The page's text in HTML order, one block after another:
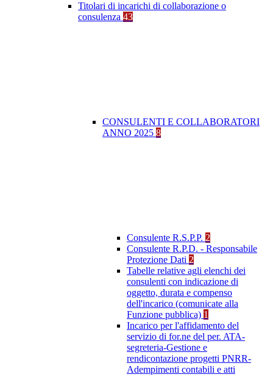
Titolari di incarichi di collaborazione o
consulenza 43
CONSULENTI E COLLABORATORI
ANNO 2025 8
Consulente R.S.P.P. 2
Consulente R.P.D. - Responsabile
Protezione Dati 2
Tabelle relative agli elenchi dei
consulenti con indicazione di
oggetto, durata e compenso
dell'incarico (comunicate alla
Funzione pubblica) 1
Incarico per l'affidamento del
servizio di for.ne del per. ATA-
segreteria-Gestione e
rendicontazione progetti PNRR-
Adempimenti contabili e atti